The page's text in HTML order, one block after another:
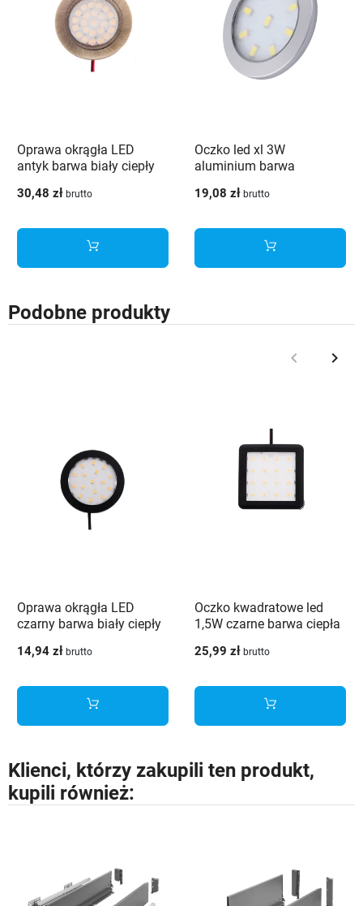
Oprawa okrągła LED
antyk barwa biały ciepły
30,48 zł brutto
Oczko led xl 3W
aluminium barwa
19,08 zł brutto
Podobne produkty
Poprzedni
keyboard_arrow_left keyboard_arrow_right
Oprawa okrągła LED
czarny barwa biały ciepły
14,94 zł brutto
Oczko kwadratowe led
1,5W czarne barwa ciepła
25,99 zł brutto
Klienci, którzy zakupili ten produkt,
kupili również: